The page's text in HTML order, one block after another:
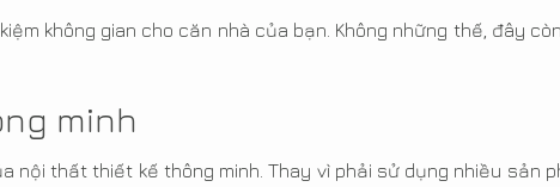
không gian cho căn nhà của bạn. Không những thế, đây
minh
nội thất thiết kế thông minh. Thay vì phải sử dụng nhiều